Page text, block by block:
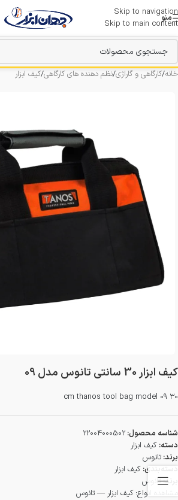
Skip to navigation
Skip to main content
منو
خانه/کارگاهی و گاراژی/نظم دهنده های کارگاهی/کیف ابزار
کیف ابزار 30 سانتی تانوس مدل 09
30 cm thanos tool bag model 09
شناسه محصول: 22004000502
دسته: کیف ابزار
برند: تانوس
دسته‌بندی: کیف ابزار
برند: تانوس
مشاهده انواع:کیف ابزار — تانوس